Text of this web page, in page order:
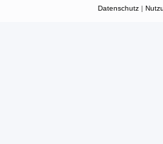
Datenschutz|